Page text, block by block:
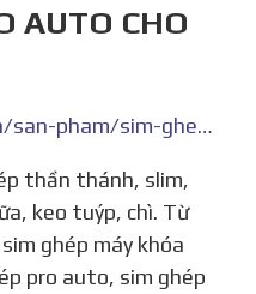
AUTO CHO
http://thanhlapapple.vn/san-pham/sim-ghep-pro-auto-cho-iphone-lock/
keo tuýp, chì. Từ
ghép máy khóa
pro auto, sim ghép